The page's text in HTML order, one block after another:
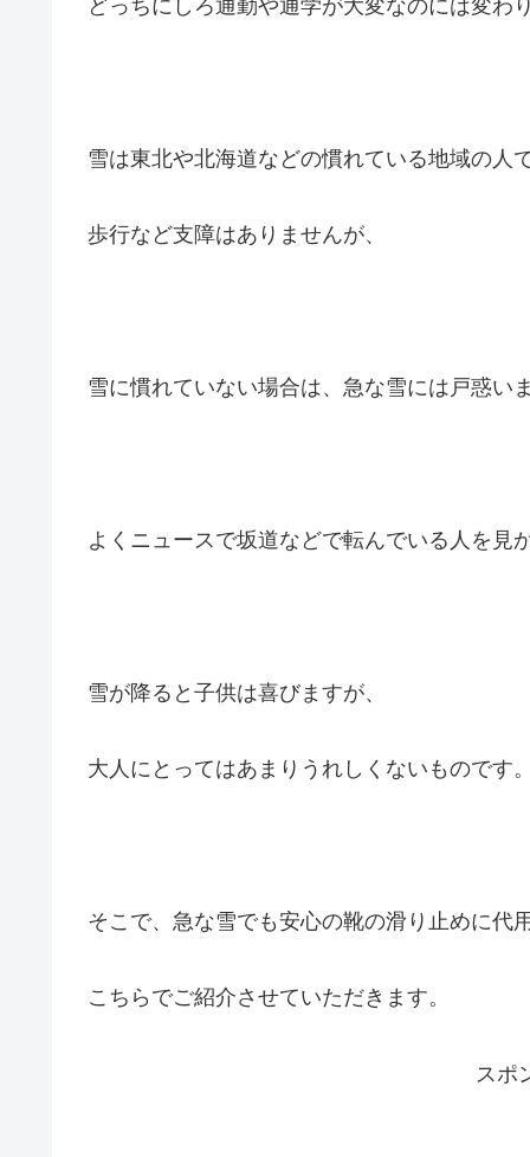
どっちにしろ通勤や通学が大変なのには変わ
雪は東北や北海道などの慣れている地域の人
歩行など支障はありませんが、
雪に慣れていない場合は、急な雪には戸惑い
よくニュースで坂道などで転んでいる人を見
雪が降ると子供は喜びますが、
大人にとってはあまりうれしくないものです。
そこで、急な雪でも安心の靴の滑り止めに代
こちらでご紹介させていただきます。
スポ